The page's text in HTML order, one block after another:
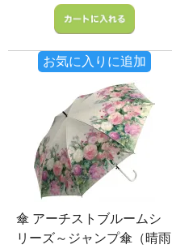
お気に入りに追加
傘 アーチストブルームシ
リーズ～ジャンプ傘（晴雨